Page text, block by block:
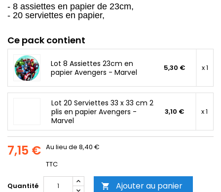
- 8 assiettes en papier de 23cm,
- 20 serviettes en papier,
Ce pack contient
Lot 8 Assiettes 23cm en
papier Avengers - Marvel
5,30 € x 1
Lot 20 Serviettes 33 x 33 cm 2
plis en papier Avengers -
Marvel
3,10 € x 1
7,15 € Au lieu de 8,40 €
TTC
Quantité  Ajouter au panier